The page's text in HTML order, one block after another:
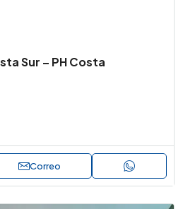
Sur – PH Costa
Correo